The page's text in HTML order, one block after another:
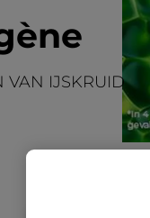
VAN IJSKRUID